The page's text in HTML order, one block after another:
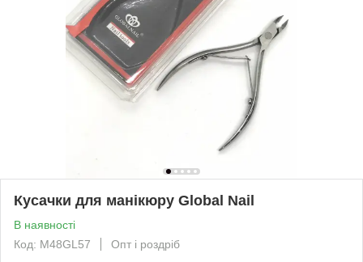
Кусачки для манікюру Global Nail
В наявності
Код: M48GL57
Опт і роздріб